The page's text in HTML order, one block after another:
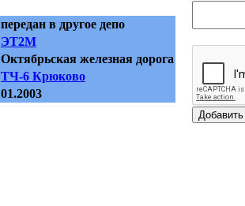
передан в другое депо
ЭТ2М
Октябрьская железная дорога
ТЧ-6 Крюково
01.2003